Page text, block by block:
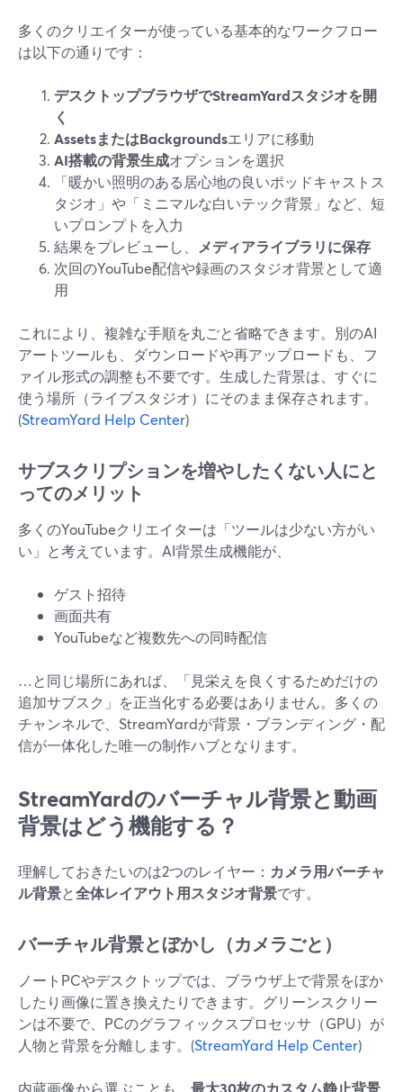
多くのクリエイターが使っている基本的なワークフロー
は以下の通りです：
デスクトップブラウザでStreamYardスタジオを開
く
AssetsまたはBackgroundsエリアに移動
AI搭載の背景生成オプションを選択
「暖かい照明のある居心地の良いポッドキャストス
タジオ」や「ミニマルな白いテック背景」など、短
いプロンプトを入力
結果をプレビューし、
メディアライブラリに保存
次回のYouTube配信や録画のスタジオ背景として適
用
これにより、複雑な手順を丸ごと省略できます。別のAI
アートツールも、ダウンロードや再アップロードも、フ
ァイル形式の調整も不要です。生成した背景は、すぐに
使う場所（ライブスタジオ）にそのまま保存されます。
(StreamYard Help Center)
サブスクリプションを増やしたくない人にと
ってのメリット
多くのYouTubeクリエイターは「ツールは少ない方がい
い」と考えています。AI背景生成機能が、
ゲスト招待
画面共有
YouTubeなど複数先への同時配信
…と同じ場所にあれば、「見栄えを良くするためだけの
追加サブスク」を正当化する必要はありません。多くの
チャンネルで、StreamYardが背景・ブランディング・配
信が一体化した唯一の制作ハブとなります。
StreamYardのバーチャル背景と動画
背景はどう機能する？
理解しておきたいのは2つのレイヤー： カメラ用バーチャ
ル背景と全体レイアウト用スタジオ背景です。
バーチャル背景とぼかし（カメラごと）
ノートPCやデスクトップでは、ブラウザ上で背景をぼか
したり画像に置き換えたりできます。グリーンスクリー
ンは不要で、PCのグラフィックスプロセッサ（GPU）が
人物と背景を分離します。(StreamYard Help Center)
内蔵画像から選ぶことも、 最大30枚のカスタム静止背景